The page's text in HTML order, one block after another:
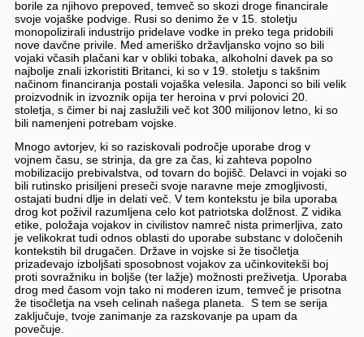
borile za njihovo prepoved, temveč so skozi droge financirale
svoje vojaške podvige. Rusi so denimo že v 15. stoletju
monopolizirali industrijo pridelave vodke in preko tega pridobili
nove davčne privile. Med ameriško državljansko vojno so bili
vojaki včasih plačani kar v obliki tobaka, alkoholni davek pa so
najbolje znali izkoristiti Britanci, ki so v 19. stoletju s takšnim
načinom financiranja postali vojaška velesila. Japonci so bili velik
proizvodnik in izvoznik opija ter heroina v prvi polovici 20.
stoletja, s čimer bi naj zaslužili več kot 300 milijonov letno, ki so
bili namenjeni potrebam vojske.
Mnogo avtorjev, ki so raziskovali področje uporabe drog v
vojnem času, se strinja, da gre za čas, ki zahteva popolno
mobilizacijo prebivalstva, od tovarn do bojišč. Delavci in vojaki so
bili rutinsko prisiljeni preseči svoje naravne meje zmogljivosti,
ostajati budni dlje in delati več. V tem kontekstu je bila uporaba
drog kot poživil razumljena celo kot patriotska dolžnost. Z vidika
etike, položaja vojakov in civilistov namreč nista primerljiva, zato
je velikokrat tudi odnos oblasti do uporabe substanc v določenih
kontekstih bil drugačen. Države in vojske si že tisočletja
prizadevajo izboljšati sposobnost vojakov za učinkovitekši boj
proti sovražniku in boljše (ter lažje) možnosti preživetja. Uporaba
drog med časom vojn tako ni moderen izum, temveč je prisotna
že tisočletja na vseh celinah našega planeta. S tem se serija
zaključuje, tvoje zanimanje za razskovanje pa upam da
povečuje.